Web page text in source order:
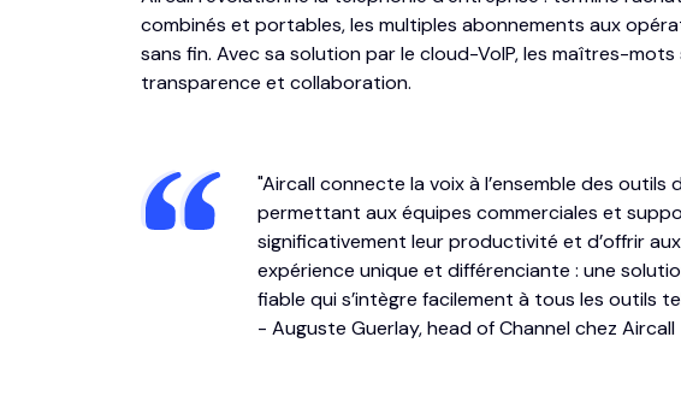
combinés et portables, les multiples abonnements aux
sans fin. Avec sa solution par le cloud-VoIP, les maîtres-
transparence et collaboration.
"Aircall connecte la voix à l’ensemble des outils
permettant aux équipes commerciales et
significativement leur productivité et d’offrir
expérience unique et différenciante : une
fiable qui s’intègre facilement à tous les outils
- Auguste Guerlay, head of Channel chez Aircall